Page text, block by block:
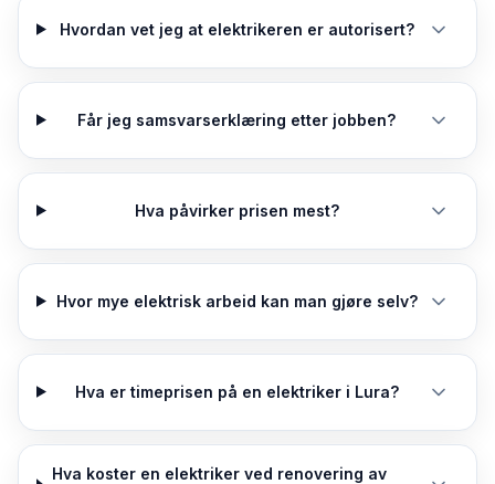
Hvordan vet jeg at elektrikeren er autorisert?
Får jeg samsvarserklæring etter jobben?
Hva påvirker prisen mest?
Hvor mye elektrisk arbeid kan man gjøre selv?
Hva er timeprisen på en elektriker i Lura?
Hva koster en elektriker ved renovering av